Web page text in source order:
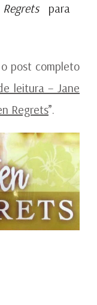
para
post completo
leitura – Jane
Regrets”.